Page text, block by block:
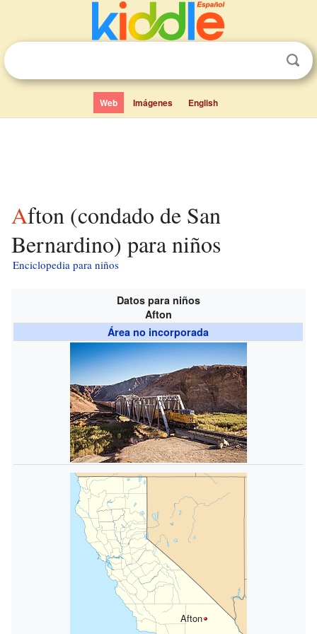
Web Imágenes English
Afton (condado de San
Bernardino) para niños
Enciclopedia para niños
Datos para niños
Afton
Área no incorporada
Afton